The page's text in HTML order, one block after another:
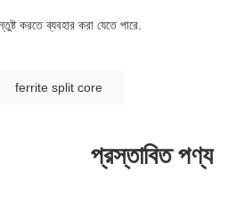
করতে ব্যবহার করা যেতে পারে.
ferrite split core
প্রস্তাবিত পণ্য